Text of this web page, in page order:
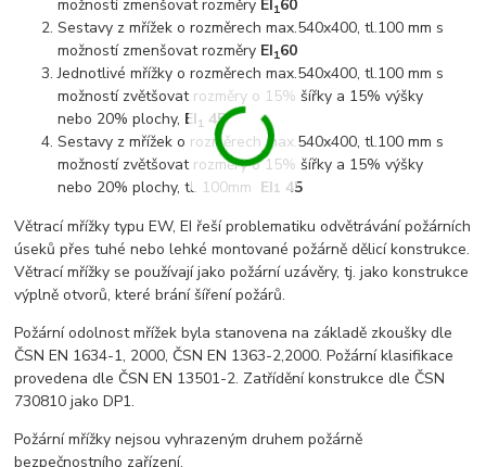
možností zmenšovat rozměry EI160
Sestavy z mřížek o rozměrech max.540x400, tl.100 mm s
možností zmenšovat rozměry EI160
Jednotlivé mřížky o rozměrech max.540x400, tl.100 mm s
možností zvětšovat rozměry o 15% šířky a 15% výšky
nebo 20% plochy, EI1 45
Sestavy z mřížek o rozměrech max.540x400, tl.100 mm s
možností zvětšovat rozměry o 15% šířky a 15% výšky
nebo 20% plochy, tl. 100mm EI1 45
Větrací mřížky typu EW, EI řeší problematiku odvětrávání požárních
úseků přes tuhé nebo lehké montované požárně dělicí konstrukce.
Větrací mřížky se používají jako požární uzávěry, tj. jako konstrukce
výplně otvorů, které brání šíření požárů.
Požární odolnost mřížek byla stanovena na základě zkoušky dle
ČSN EN 1634-1, 2000, ČSN EN 1363-2,2000. Požární klasifikace
provedena dle ČSN EN 13501-2. Zatřídění konstrukce dle ČSN
730810 jako DP1.
Požární mřížky nejsou vyhrazeným druhem požárně
bezpečnostního zařízení.